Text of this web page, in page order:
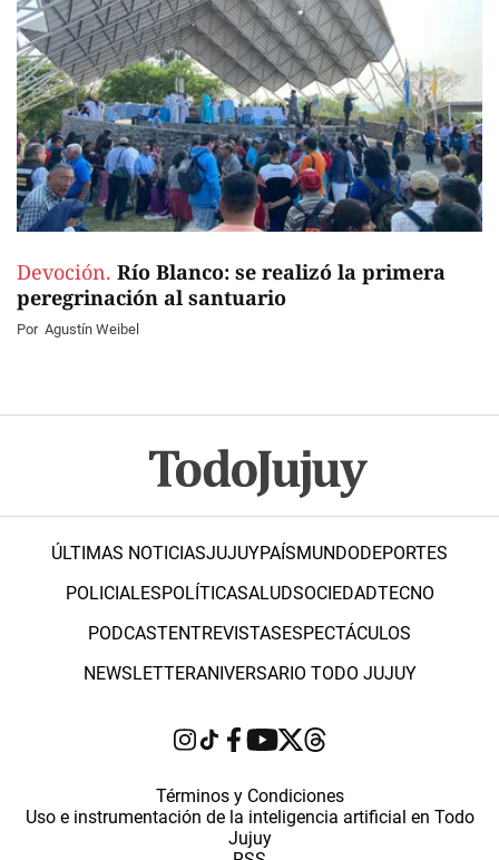
Devoción. Río Blanco: se realizó la primera
peregrinación al santuario
Por Agustín Weibel
ÚLTIMAS NOTICIASJUJUYPAÍSMUNDODEPORTES
POLICIALESPOLÍTICASALUDSOCIEDADTECNO
PODCASTENTREVISTASESPECTÁCULOS
NEWSLETTERANIVERSARIO TODO JUJUY
Términos y Condiciones
Uso e instrumentación de la inteligencia artificial en Todo
Jujuy